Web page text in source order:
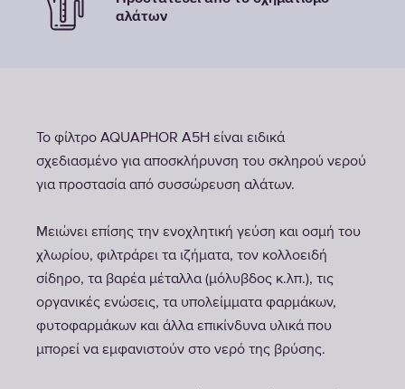
αλάτων
Το φίλτρο AQUAPHOR A5H είναι ειδικά
σχεδιασμένο για αποσκλήρυνση του σκληρού νερού
για προστασία από συσσώρευση αλάτων.
Μειώνει επίσης την ενοχλητική γεύση και οσμή του
χλωρίου, φιλτράρει τα ιζήματα, τον κολλοειδή
σίδηρο, τα βαρέα μέταλλα (μόλυβδος κ.λπ.), τις
οργανικές ενώσεις, τα υπολείμματα φαρμάκων,
φυτοφαρμάκων και άλλα επικίνδυνα υλικά που
μπορεί να εμφανιστούν στο νερό της βρύσης.